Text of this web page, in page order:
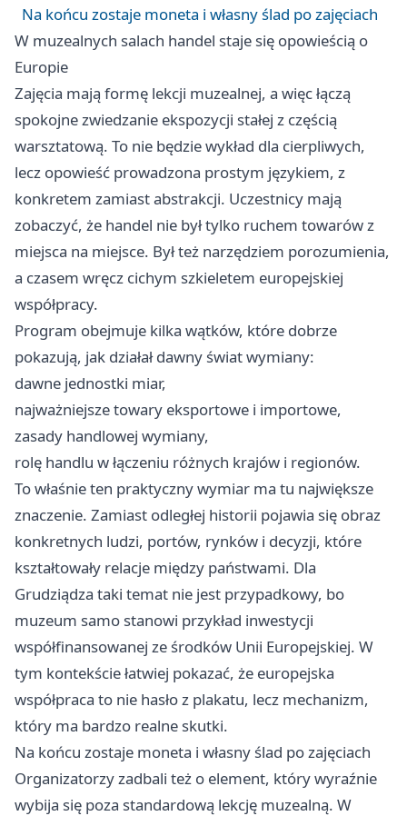
Na końcu zostaje moneta i własny ślad po zajęciach
W muzealnych salach handel staje się opowieścią o
Europie
Zajęcia mają formę lekcji muzealnej, a więc łączą
spokojne zwiedzanie ekspozycji stałej z częścią
warsztatową. To nie będzie wykład dla cierpliwych,
lecz opowieść prowadzona prostym językiem, z
konkretem zamiast abstrakcji. Uczestnicy mają
zobaczyć, że handel nie był tylko ruchem towarów z
miejsca na miejsce. Był też narzędziem porozumienia,
a czasem wręcz cichym szkieletem europejskiej
współpracy.
Program obejmuje kilka wątków, które dobrze
pokazują, jak działał dawny świat wymiany:
dawne jednostki miar,
najważniejsze towary eksportowe i importowe,
zasady handlowej wymiany,
rolę handlu w łączeniu różnych krajów i regionów.
To właśnie ten praktyczny wymiar ma tu największe
znaczenie. Zamiast odległej historii pojawia się obraz
konkretnych ludzi, portów, rynków i decyzji, które
kształtowały relacje między państwami. Dla
Grudziądza taki temat nie jest przypadkowy, bo
muzeum samo stanowi przykład inwestycji
współfinansowanej ze środków Unii Europejskiej. W
tym kontekście łatwiej pokazać, że europejska
współpraca to nie hasło z plakatu, lecz mechanizm,
który ma bardzo realne skutki.
Na końcu zostaje moneta i własny ślad po zajęciach
Organizatorzy zadbali też o element, który wyraźnie
wybija się poza standardową lekcję muzealną. W